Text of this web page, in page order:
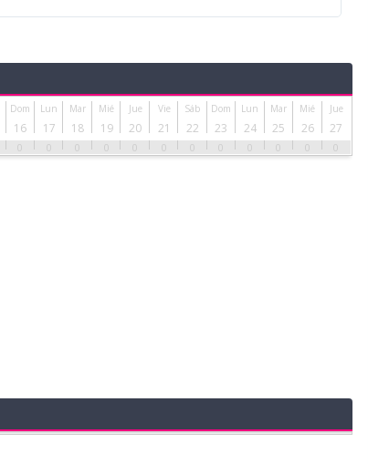
Dom
16
0
Lun
17
0
Mar
18
0
Mié
19
0
Jue
20
0
Vie
21
0
Sáb
22
0
Dom
23
0
Lun
24
0
Mar
25
0
Mié
26
0
Jue
27
0